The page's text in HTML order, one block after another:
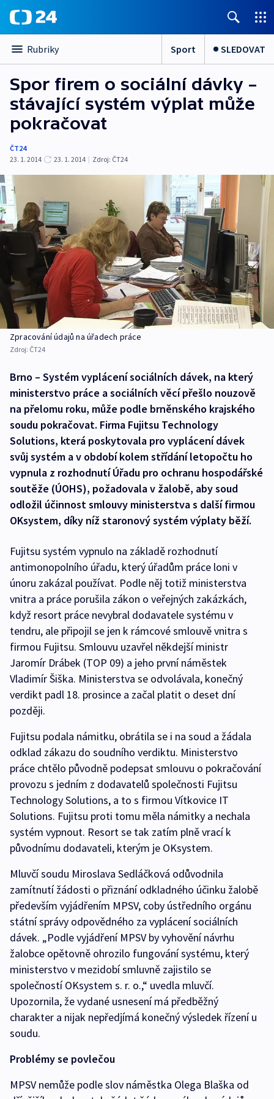
Rubriky Sport SLEDOVAT
Spor firem o sociální dávky –
stávající systém výplat může
pokračovat
ČT24
23. 1. 2014
23. 1. 2014 | Zdroj: ČT24
Zpracování údajů na úřadech práce
Zdroj: ČT24
Brno – Systém vyplácení sociálních dávek, na který
ministerstvo práce a sociálních věcí přešlo nouzově
na přelomu roku, může podle brněnského krajského
soudu pokračovat. Firma Fujitsu Technology
Solutions, která poskytovala pro vyplácení dávek
svůj systém a v období kolem střídání letopočtu ho
vypnula z rozhodnutí Úřadu pro ochranu hospodářské
soutěže (ÚOHS), požadovala v žalobě, aby soud
odložil účinnost smlouvy ministerstva s další firmou
OKsystem, díky níž staronový systém výplaty běží.
Fujitsu systém vypnulo na základě rozhodnutí
antimonopolního úřadu, který úřadům práce loni v
únoru zakázal používat. Podle něj totiž ministerstva
vnitra a práce porušila zákon o veřejných zakázkách,
když resort práce nevybral dodavatele systému v
tendru, ale připojil se jen k rámcové smlouvě vnitra s
firmou Fujitsu. Smlouvu uzavřel někdejší ministr
Jaromír Drábek (TOP 09) a jeho první náměstek
Vladimír Šiška. Ministerstva se odvolávala, konečný
verdikt padl 18. prosince a začal platit o deset dní
později.
Fujitsu podala námitku, obrátila se i na soud a žádala
odklad zákazu do soudního verdiktu. Ministerstvo
práce chtělo původně podepsat smlouvu o pokračování
provozu s jedním z dodavatelů společnosti Fujitsu
Technology Solutions, a to s firmou Vítkovice IT
Solutions. Fujitsu proti tomu měla námitky a nechala
systém vypnout. Resort se tak zatím plně vrací k
původnímu dodavateli, kterým je OKsystem.
Mluvčí soudu Miroslava Sedláčková odůvodnila
zamítnutí žádosti o přiznání odkladného účinku žalobě
především vyjádřením MPSV, coby ústředního orgánu
státní správy odpovědného za vyplácení sociálních
dávek. „Podle vyjádření MPSV by vyhovění návrhu
žalobce opětovně ohrozilo fungování systému, který
ministerstvo v mezidobí smluvně zajistilo se
společností OKsystem s. r. o.,“ uvedla mluvčí.
Upozornila, že vydané usnesení má předběžný
charakter a nijak nepředjímá konečný výsledek řízení u
soudu.
Problémy se povlečou
MPSV nemůže podle slov náměstka Olega Blaška od